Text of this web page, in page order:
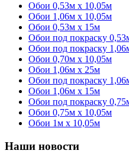
Обои 0,53м x 10,05м
Обои 1,06м х 10,05м
Обои 0,53м x 15м
Обои под покраску
Обои под покраску
Обои 0,70м x 10,05м
Обои 1,06м x 25м
Обои под покраску
Обои 1,06м x 15м
Обои под покраску
Обои 0,75м x 10,05м
Обои 1м х 10,05м
Наши новости